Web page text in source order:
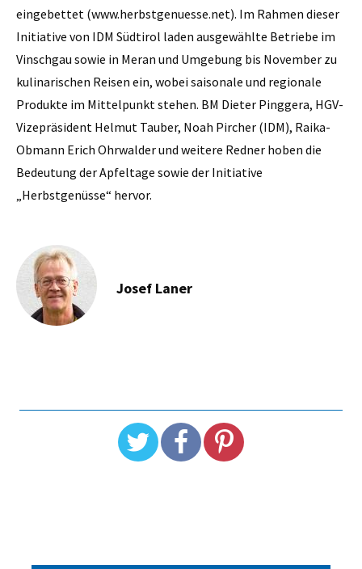
eingebettet (www.herbstgenuesse.net). Im Rahmen dieser
Initiative von IDM Südtirol laden ausgewählte Betriebe im
Vinschgau sowie in Meran und Umgebung bis November zu
kulinarischen Reisen ein, wobei saisonale und regionale
Produkte im Mittelpunkt stehen. BM Dieter Pinggera, HGV-
Vizepräsident Helmut Tauber, Noah Pircher (IDM), Raika-
Obmann Erich Ohrwalder und weitere Redner hoben die
Bedeutung der Apfeltage sowie der Initiative
„Herbstgenüsse“ hervor.
Josef Laner